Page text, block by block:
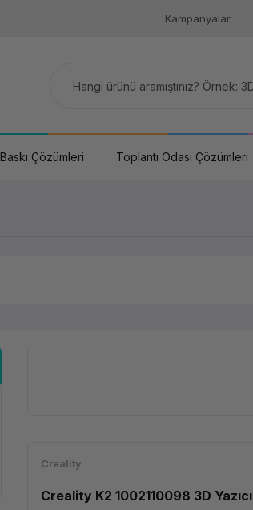
Kampanyalar
Baskı Çözümleri Toplantı Odası Çözümleri
Creality
Creality K2 1002110098 3D Yazıcı